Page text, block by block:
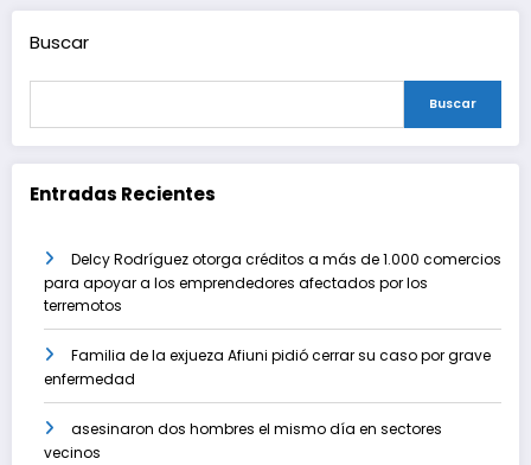
Buscar
Buscar
Entradas Recientes
Delcy Rodríguez otorga créditos a más de 1.000 comercios
para apoyar a los emprendedores afectados por los
terremotos
Familia de la exjueza Afiuni pidió cerrar su caso por grave
enfermedad
asesinaron dos hombres el mismo día en sectores
vecinos